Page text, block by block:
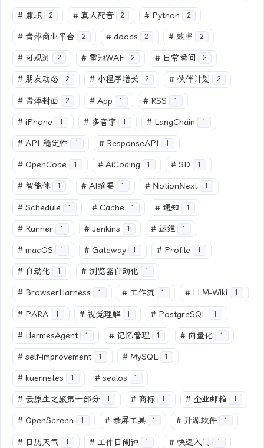
# 兼职 2 # 真人配音 2 # Python 2
# 青萍商业平台 2 # doocs 2 # 效率 2
# 可观测 2 # 雷池WAF 2 # 日常瞬间 2
# 朋友动态 2 # 小程序增长 2 # 伙伴计划 2
# 青萍封面 2 # App 1 # RSS 1
# iPhone 1 # 多音字 1 # LangChain 1
# API 稳定性 1 # ResponseAPI 1
# OpenCode 1 # AiCoding 1 # SD 1
# 智能体 1 # AI摘要 1 # NotionNext 1
# Schedule 1 # Cache 1 # 通知 1
# Runner 1 # Jenkins 1 # 运维 1
# macOS 1 # Gateway 1 # Profile 1
# 自动化 1 # 浏览器自动化 1
# BrowserHarness 1 # 工作流 1 # LLM-Wiki 1
# PARA 1 # 视觉理解 1 # PostgreSQL 1
# HermesAgent 1 # 记忆管理 1 # 向量化 1
# self-improvement 1 # MySQL 1
# kuernetes 1 # sealos 1
# 云原生之旅第一部分 1 # 商标 1 # 企业邮箱 1
# OpenScreen 1 # 录屏工具 1 # 开源软件 1
# 日历天气 1 # 工作日闹钟 1 # 快速入门 1